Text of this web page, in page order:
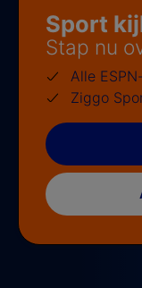
Sport
Stap nu
Alle
Ziggo